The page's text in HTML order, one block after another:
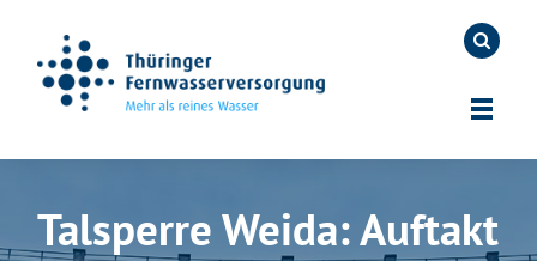
Talsperre Weida: Auftakt